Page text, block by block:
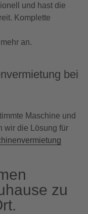
und hast die
Komplette
an.
bei
Maschine und
wir die Lösung für
zu